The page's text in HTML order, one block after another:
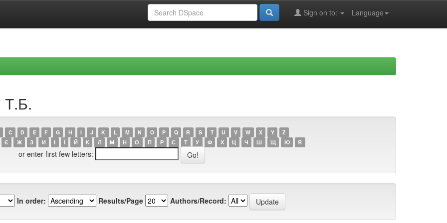
Language
Sign on to:
Т.Б.
C D E F G H I J K L M N O P Q R S T U V W X Y
Z
Є Ж З И І Ї Й К Л М Н О П Р С Т У Ф Х Ц Ч Ш Щ Ю Я
or enter first few letters:
In order: Results/Page Authors/Record: